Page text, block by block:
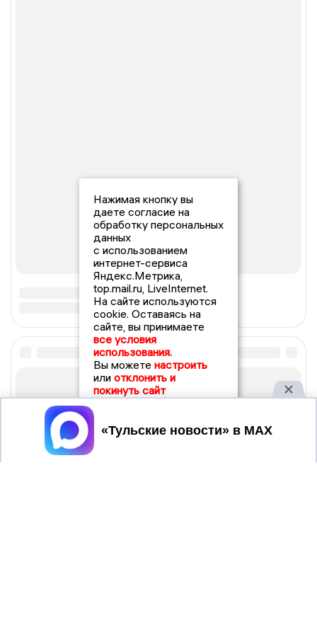
Нажимая кнопку вы
даете согласие на
обработку персональных
данных
с использованием
интернет-сервиса
Яндекс.Метрика,
top.mail.ru, LiveInternet.
На сайте используются
cookie. Оставаясь на
сайте, вы принимаете
все условия
использования.
Вы можете настроить
или отклонить и
покинуть сайт
Принять